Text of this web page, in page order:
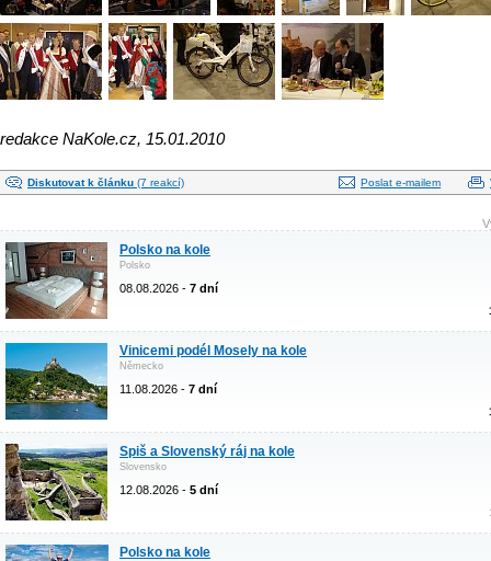
redakce NaKole.cz, 15.01.2010
Diskutovat k článku (7 reakcí) Poslat e-mailem
Polsko na kole
Polsko
08.08.2026 - 7 dní
Vinicemi podél Mosely na kole
Německo
11.08.2026 - 7 dní
Spiš a Slovenský ráj na kole
Slovensko
12.08.2026 - 5 dní
Polsko na kole